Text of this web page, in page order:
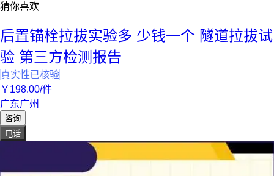
猜你喜欢
后置锚栓拉拔实验多 少钱一个 隧道拉拔试
验 第三方检测报告
真实性已核验
￥ 198.00/件
广东广州
咨询
电话